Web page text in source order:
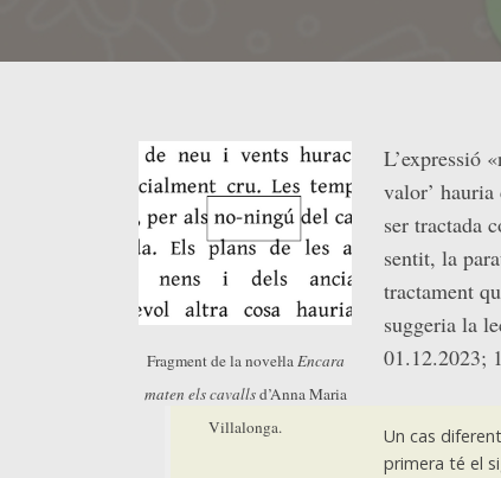
Fragment de la noveŀlaEncara
maten els cavallsd’Anna Maria
Villalonga.
L’expressió
valor’
ser tractada
sentit, la
tractament
suggeria la
01.12.2023;
Un cas
primera té el